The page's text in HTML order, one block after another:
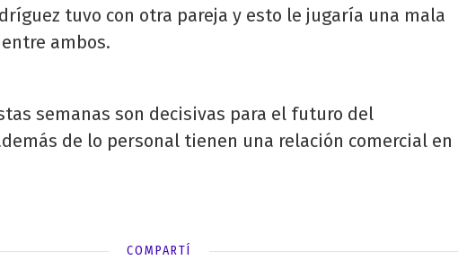
tuvo con otra pareja y esto le jugaría una mala
ambos.
semanas son decisivas para el futuro del
de lo personal tienen una relación comercial en
COMPARTÍ